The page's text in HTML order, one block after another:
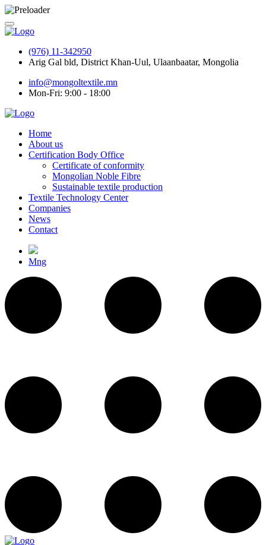
(976) 11-342950
Arig Gal bld, District Khan-Uul, Ulaanbaatar, Mongolia
info@mongoltextile.mn
Mon-Fri: 9:00 - 18:00
Home
About us
Certification Body Office
Certificate of conformity
Mongolian Noble Fibre
Sustainable textile production
Textile Technology Center
Companies
News
Contact
Mng